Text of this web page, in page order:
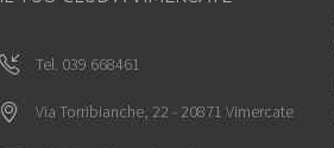
Tel. 039 668461
Via Torribianche, 22 - 20871 Vimercate